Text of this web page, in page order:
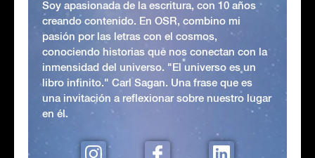
Soy apasionada de la escritura, con 10 años
creando contenido. En OSR, combino mi
pasión por las letras con el cosmos,
conociendo historias que nos conectan con la
inmensidad del universo. "El universo es un
libro infinito." Carl Sagan. Una frase que es
una invitación a reflexionar sobre nuestro lugar
en él.